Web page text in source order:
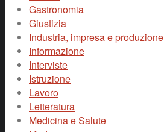
Gastronomia
Giustizia
Industria, impresa e produzione
Informazione
Interviste
Istruzione
Lavoro
Letteratura
Medicina e Salute